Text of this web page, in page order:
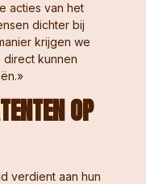
acties van het
dichter bij
krijgen we
kunnen
OP
verdient aan hun